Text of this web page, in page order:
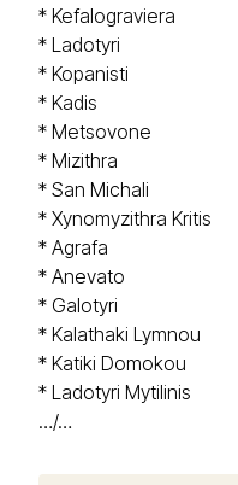
* Kefalograviera
* Ladotyri
* Kopanisti
* Kadis
* Metsovone
* Mizithra
* San Michali
* Xynomyzithra Kritis
* Agrafa
* Anevato
* Galotyri
* Kalathaki Lymnou
* Katiki Domokou
* Ladotyri Mytilinis
…/…